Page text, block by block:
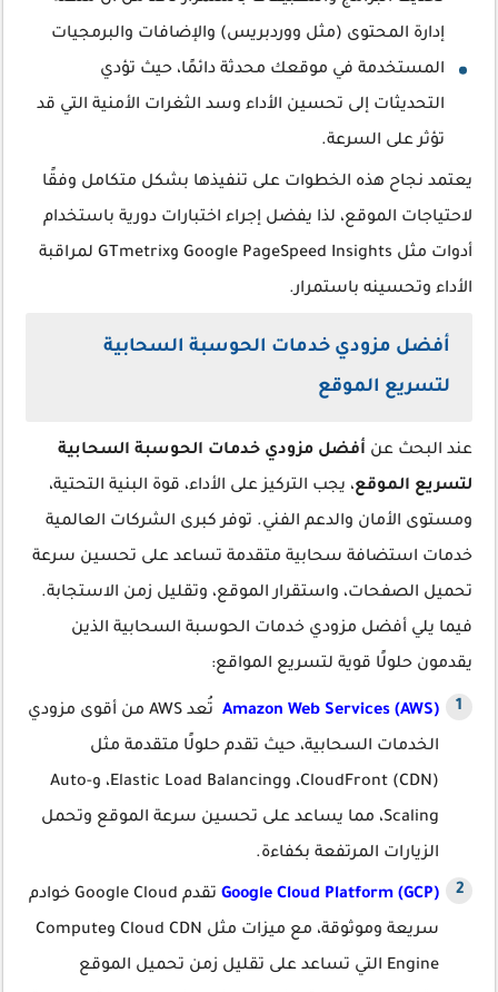
إدارة المحتوى (مثل ووردبريس) والإضافات والبرمجيات
المستخدمة في موقعك محدثة دائمًا، حيث تؤدي
التحديثات إلى تحسين الأداء وسد الثغرات الأمنية التي قد
تؤثر على السرعة.
يعتمد نجاح هذه الخطوات على تنفيذها بشكل متكامل وفقًا
لاحتياجات الموقع، لذا يفضل إجراء اختبارات دورية باستخدام
أدوات مثل Google PageSpeed Insights وGTmetrix لمراقبة
الأداء وتحسينه باستمرار.
أفضل مزودي خدمات الحوسبة السحابية
لتسريع الموقع
عند البحث عن أفضل مزودي خدمات الحوسبة السحابية
لتسريع الموقع، يجب التركيز على الأداء، قوة البنية التحتية،
ومستوى الأمان والدعم الفني. توفر كبرى الشركات العالمية
خدمات استضافة سحابية متقدمة تساعد على تحسين سرعة
تحميل الصفحات، واستقرار الموقع، وتقليل زمن الاستجابة.
فيما يلي أفضل مزودي خدمات الحوسبة السحابية الذين
يقدمون حلولًا قوية لتسريع المواقع:
Amazon Web Services (AWS)
تُعد AWS من أقوى مزودي
الخدمات السحابية، حيث تقدم حلولًا متقدمة مثل
CloudFront (CDN)، وElastic Load Balancing، وAuto-
Scaling، مما يساعد على تحسين سرعة الموقع وتحمل
الزيارات المرتفعة بكفاءة.
Google Cloud Platform (GCP)
تقدم Google Cloud خوادم
سريعة وموثوقة، مع ميزات مثل Cloud CDN وCompute
Engine التي تساعد على تقليل زمن تحميل الموقع